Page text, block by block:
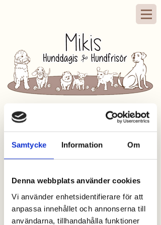
Samtycke Information Om
Denna webbplats använder cookies
Vi använder enhetsidentifierare för att
anpassa innehållet och annonserna till
användarna, tillhandahålla funktioner